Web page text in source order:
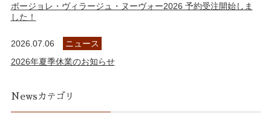
ボージョレ・ヴィラージュ・ヌーヴォー2026 予約受注開始しま
した！
2026.07.06
ニュース
2026年夏季休業のお知らせ
Newsカテゴリ